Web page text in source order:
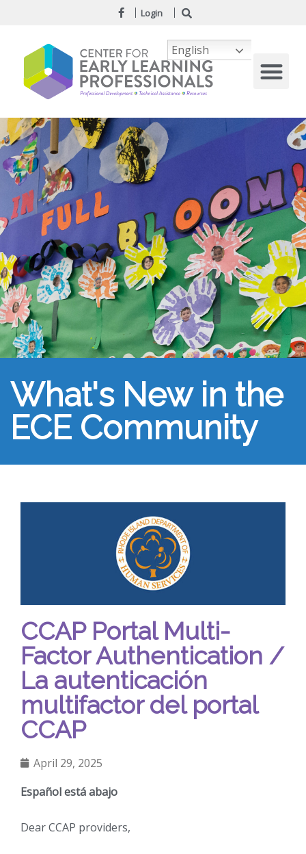
Login
What's New in the
ECE Community
CCAP Portal Multi-
Factor Authentication /
La autenticación
multifactor del portal
CCAP
April 29, 2025
Español está abajo
Dear CCAP providers,
English